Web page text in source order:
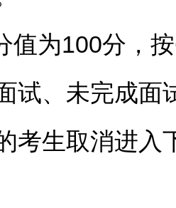
为100分，按
试、未完成面
考生取消进入